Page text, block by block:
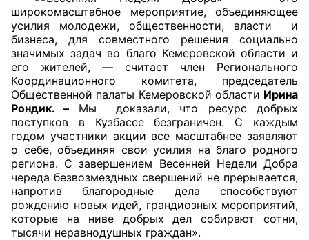
УСТАВ ГКУ “АППАРАТ ОП КО”
Доходы руководителя за 2024 г.
широкомасштабное мероприятие, объединяющее
усилия молодежи, общественности, власти и
бизнеса, для совместного решения социально
значимых задач во благо Кемеровской области и
его жителей, — считает член Регионального
Координационного комитета, председатель
Общественной палаты Кемеровской области Ирина
Рондик. – Мы доказали, что ресурс добрых
поступков в Кузбассе безграничен. С каждым
годом участники акции все масштабнее заявляют
о себе, объединяя свои усилия на благо родного
региона. С завершением Весенней Недели Добра
череда безвозмездных свершений не прерывается,
напротив благородные дела способствуют
рождению новых идей, грандиозных мероприятий,
которые на ниве добрых дел собирают сотни,
тысячи неравнодушных граждан».